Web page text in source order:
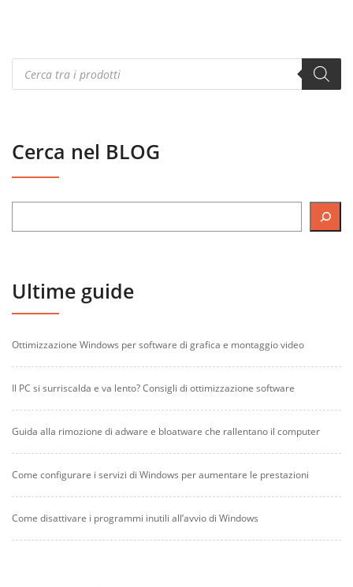
Products
search
Cerca nel BLOG
Ultime guide
Ottimizzazione Windows per software di grafica e montaggio video
Il PC si surriscalda e va lento? Consigli di ottimizzazione software
Guida alla rimozione di adware e bloatware che rallentano il computer
Come configurare i servizi di Windows per aumentare le prestazioni
Come disattivare i programmi inutili all’avvio di Windows